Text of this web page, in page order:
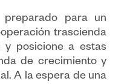
para un
trascienda
y posicione a estas
de crecimiento y
A la espera de una